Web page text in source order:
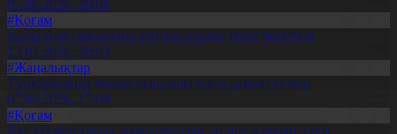
05.08.2026, 20:06
#Қоғам
Құрылтай сайлауына үміткерлердің тізімі бекітілді
13.07.2026, 20:03
#Жаңалықтар
Түпқарағанда балық шаруашылығы дамып келеді
07.08.2026, 17:09
#Қоғам
Құс еті мен тауық жұмыртқасын өндіру қарқын алды